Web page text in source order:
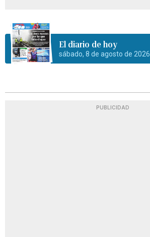
El diario de hoy
sábado, 8 de agosto de 2026
PUBLICIDAD